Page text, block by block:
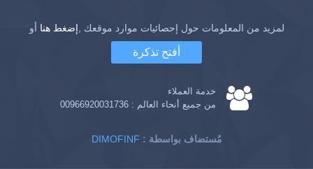
لمزيد من المعلومات حول إحصائيات موارد موقعك ,إضغط هنا أو
أفتح تذكرة
خدمة العملاء
من جميع أنحاء العالم : 00966920031736
DIMOFINF : مُستضاف بواسطة